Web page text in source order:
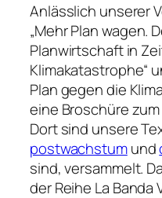
Anlässlich unserer
„Mehr Plan wagen.
Planwirtschaft in
Klimakatastrophe“
Plan gegen die
eine Broschüre
Dort sind unsere
postwachstumund
sind, versammelt.
der Reihe La